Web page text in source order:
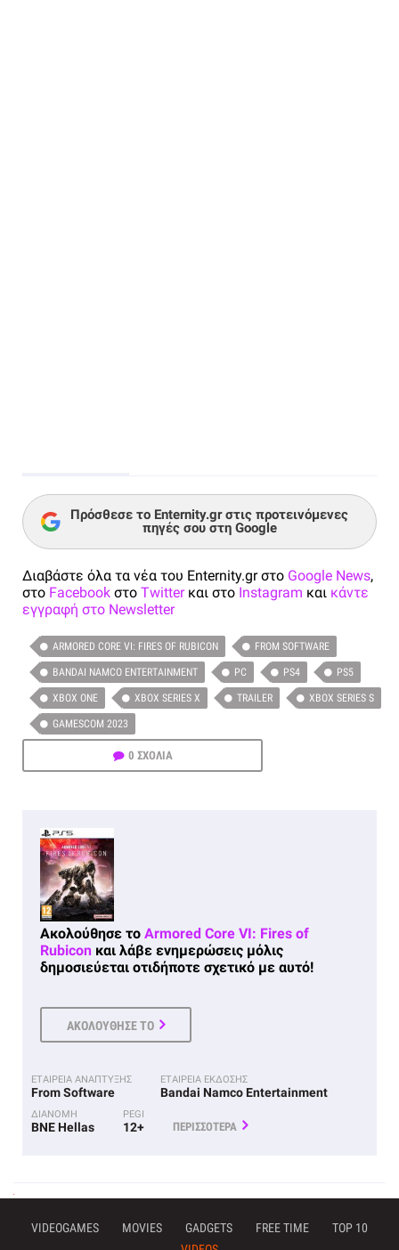
Πρόσθεσε το Enternity.gr στις προτεινόμενες
πηγές σου στη Google
Διαβάστε όλα τα νέα του Enternity.gr στο Google News,
στο Facebook στο Twitterκαι στο Instagram και κάντε
εγγραφή στο Newsletter
ARMORED CORE VI: FIRES OF RUBICON FROM SOFTWARE
BANDAI NAMCO ENTERTAINMENT PC PS4 PS5
XBOX ONE XBOX SERIES X TRAILER XBOX SERIES S
GAMESCOM 2023
0 ΣΧΟΛΙΑ
Ακολούθησε το Armored Core VI: Fires of
Rubicon και λάβε ενημερώσεις μόλις
δημοσιεύεται οτιδήποτε σχετικό με αυτό!
ΑΚΟΛΟΥΘΗΣΕ ΤΟ
ΕΤΑΙΡΕΙΑ ΑΝΑΠΤΥΞΗΣ
From Software
ΕΤΑΙΡΕΙΑ ΕΚΔΟΣΗΣ
Bandai Namco Entertainment
ΔΙΑΝΟΜΗ
BNE Hellas
PEGI
12+ ΠΕΡΙΣΣΟΤΕΡΑ
VIDEOGAMES MOVIES GADGETS FREE TIME
TOP 10